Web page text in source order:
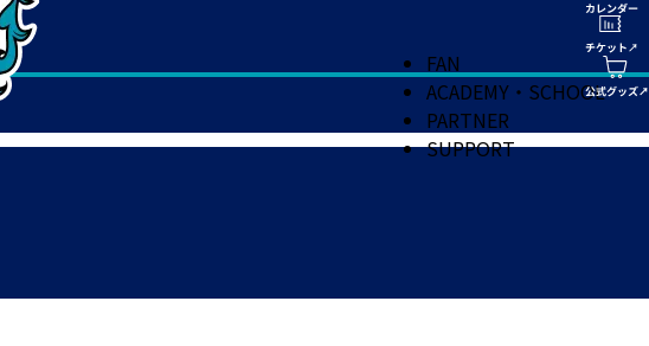
FAN
ACADEMY・SCHOOL
PARTNER
SUPPORT